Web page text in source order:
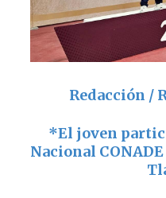
Redacción /
*El joven
Nacional